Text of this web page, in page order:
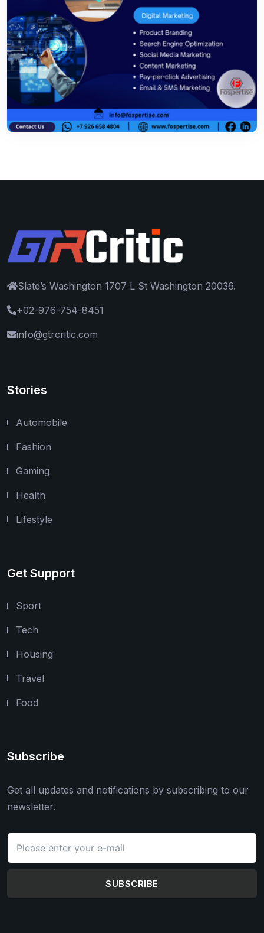
Slate’s Washington 1707 L St Washington 20036.
+02-976-754-8451
info@gtrcritic.com
Stories
Automobile
Fashion
Gaming
Health
Lifestyle
Get Support
Sport
Tech
Housing
Travel
Food
Subscribe
Get all updates and notifications by subscribing to our
newsletter.
SUBSCRIBE